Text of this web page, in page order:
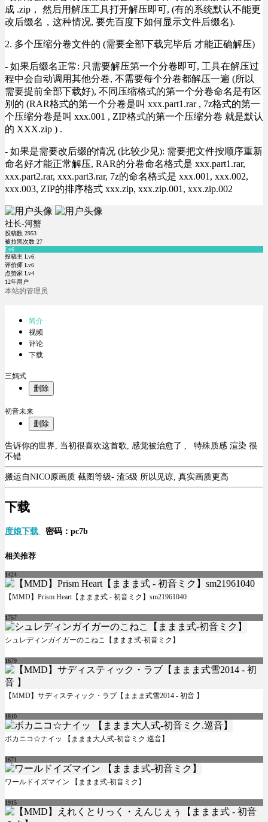
成 .zip， 然后用解压工具打开解压即可, (有的系统默认不能更
改后缀名，这种情况, 要先百度下如何显示文件后缀名).
2. 多个压缩分卷文件的 (需要全部下载完毕后 才能正确解压)
- 如果后缀名正常: 只需要解压第一个分卷即可, 工具在解压过
程中会自动调用其他分卷, 不需要每个分卷都解压一遍 (所以
需要提前全部下载好), 不同压缩格式的第一个分卷命名是有区
别的 (RAR格式的第一个分卷是叫 xxx.part1.rar , 7z格式的第一
个压缩分卷是叫 xxx.001 , ZIP格式的第一个压缩分卷 就是默认
的 XXX.zip ) .
- 如果是需要改后缀的情况 (比较少见): 需要把文件按顺序重新
命名好才能正常解压, RAR的分卷命名格式是 xxx.part1.rar,
xxx.part2.rar, xxx.part3.rar, 7z的命名格式是 xxx.001, xxx.002,
xxx.003, ZIP的排序格式 xxx.zip, xxx.zip.001, xxx.zip.002
社长-河蟹
投稿数 2953
被拉黑次数 27
Lv6
投稿主 Lv6
评价师 Lv6
点赞家 Lv4
12年用户
本站的管理员
简介
视频
评论
下载
三妈式
删除
初音未来
删除
告诉你的世界, 当初很喜欢这首歌, 感觉被治愈了 , 特殊质感 渲染 很
不错
搬运自NICO原画质 截图等级- 渣5级 所以见谅, 真实画质更高
下载
度娘下载 密码：pc7b
相关推荐
1424
【MMD】Prism Heart【ままま式 - 初音ミク】sm21961040
1757
シュレディンガイガーのこねこ【ままま式-初音ミク】
1679
【MMD】サディスティック・ラブ【ままま式雪2014 - 初音 】
1810
ボカニコ☆ナイッ 【ままま大人式-初音ミク.巡音】
1671
ワールドイズマイン 【ままま式-初音ミク】
1915